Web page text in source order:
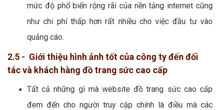
mức độ phổ biến rộng rãi của nền tảng internet cũng
như chi phí thấp hơn rất nhiều cho việc đầu tư vào
quảng cáo.
2.5 - Giới thiệu hình ảnh tốt của công ty đến đối
tác và khách hàng đồ trang sức cao cấp
Tất cả những gì mà website đồ trang sức cao cấp
đem đến cho người truy cập chính là điều mà các